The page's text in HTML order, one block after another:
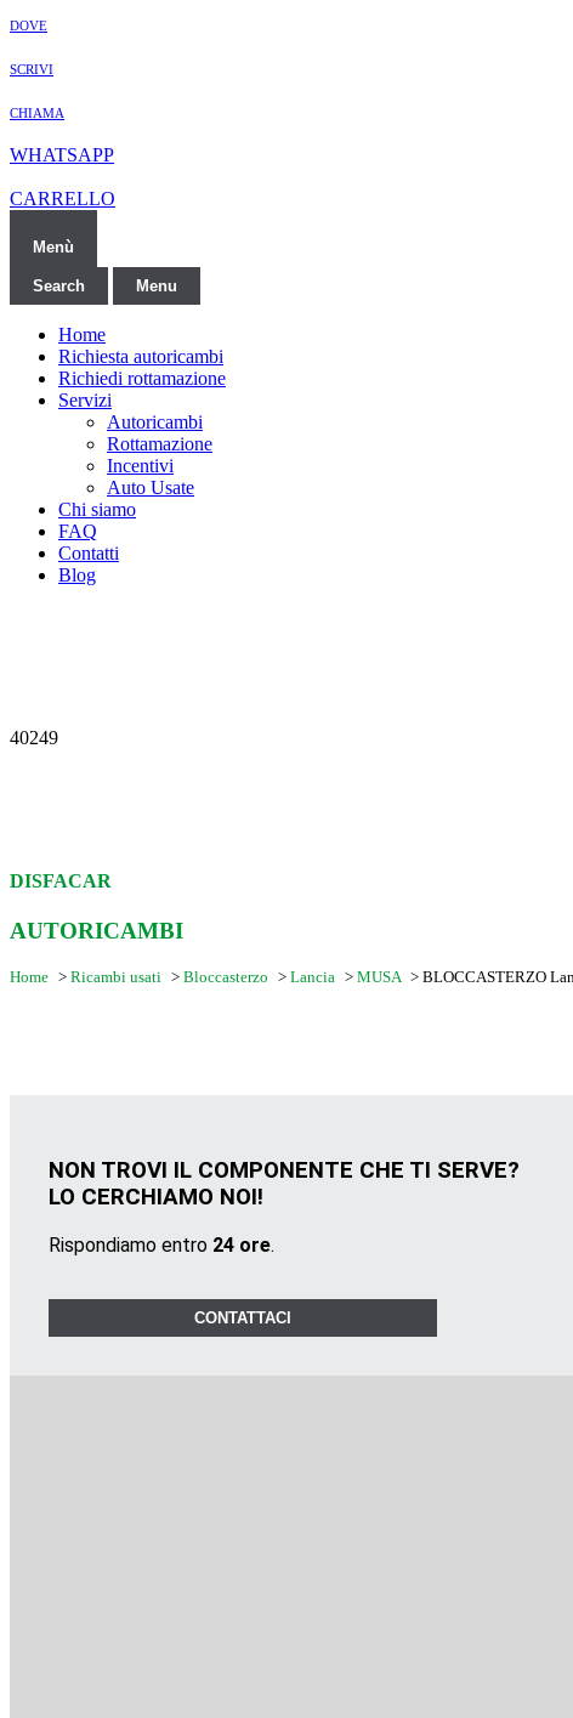
DOVE
SCRIVI
CHIAMA
WHATSAPP
CARRELLO
Menù
Search Menu
Home
Richiesta autoricambi
Richiedi rottamazione
Servizi
Autoricambi
Rottamazione
Incentivi
Auto Usate
Chi siamo
FAQ
Contatti
Blog
40249
DISFACAR
AUTORICAMBI
Home > Ricambi usati > Bloccasterzo > Lancia > MUSA > BLOCCASTERZO
NON TROVI IL COMPONENTE CHE TI SERVE?
LO CERCHIAMO NOI!
Rispondiamo entro 24 ore.
CONTATTACI